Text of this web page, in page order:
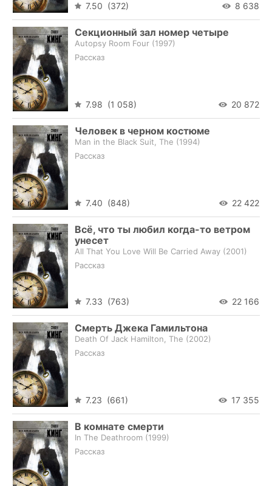
7.50 (372) 8 638
Секционный зал номер четыре
Autopsy Room Four (1997)
Рассказ
7.98 (1 058) 20 872
Человек в черном костюме
Man in the Black Suit, The (1994)
Рассказ
7.40 (848) 22 422
Всё, что ты любил когда-то ветром
унесет
All That You Love Will Be Carried Away (2001)
Рассказ
7.33 (763) 22 166
Смерть Джека Гамильтона
Death Of Jack Hamilton, The (2002)
Рассказ
7.23 (661) 17 355
В комнате смерти
In The Deathroom (1999)
Рассказ